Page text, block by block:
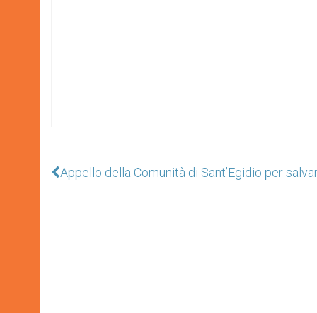
Appello della Comunità di Sant’Egidio per